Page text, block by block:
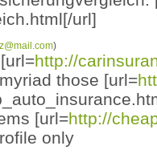
url]
)
http://
those [url=
[url=http://
only